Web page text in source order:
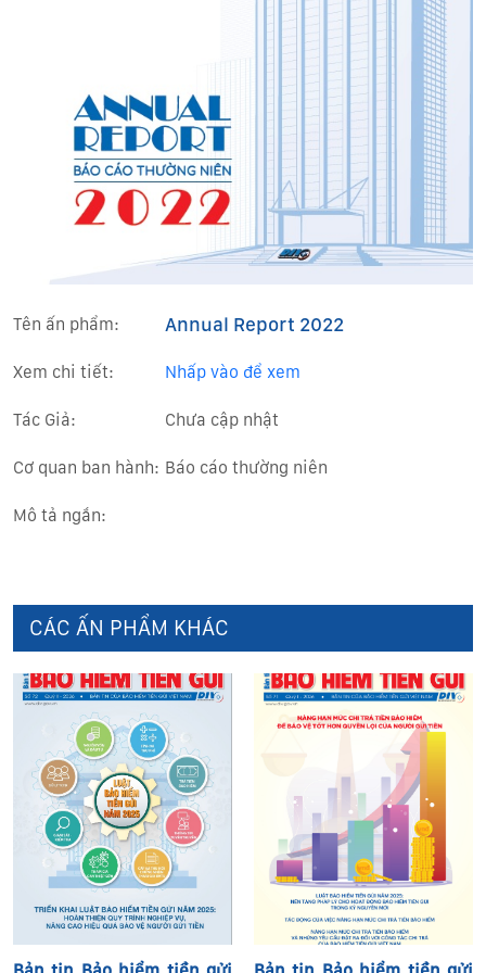
Tên ấn phẩm: Annual Report 2022
Xem chi tiết: Nhấp vào để xem
Tác Giả: Chưa cập nhật
Cơ quan ban hành: Báo cáo thường niên
Mô tả ngắn:
CÁC ẤN PHẨM KHÁC